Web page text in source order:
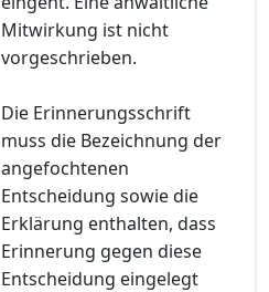
Mitwirkung ist nicht
vorgeschrieben.
Die Erinnerungsschrift
muss die Bezeichnung der
angefochtenen
Entscheidung sowie die
Erklärung enthalten, dass
Erinnerung gegen diese
Entscheidung eingelegt